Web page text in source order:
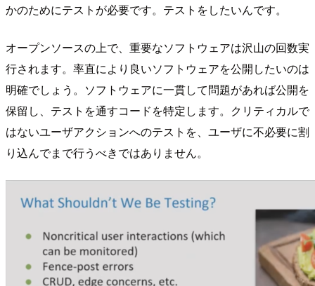
かのためにテストが必要です。テストをしたいんです。
オープンソースの上で、重要なソフトウェアは沢山の回数実
行されます。率直により良いソフトウェアを公開したいのは
明確でしょう。ソフトウェアに一貫して問題があれば公開を
保留し、テストを通すコードを特定します。クリティカルで
はないユーザアクションへのテストを、ユーザに不必要に割
り込んでまで行うべきではありません。